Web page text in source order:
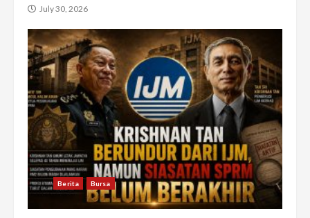
July 30, 2026
Berita Bursa